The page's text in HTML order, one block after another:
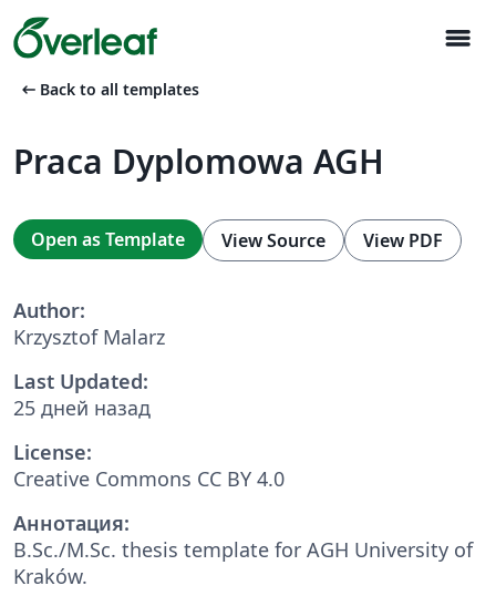
menu
arrow_left_alt Back to all templates
Praca Dyplomowa AGH
Open as Template View Source View PDF
Author:
Krzysztof Malarz
Last Updated:
25 дней назад
License:
Creative Commons CC BY 4.0
Аннотация:
B.Sc./M.Sc. thesis template for AGH University of
Kraków.